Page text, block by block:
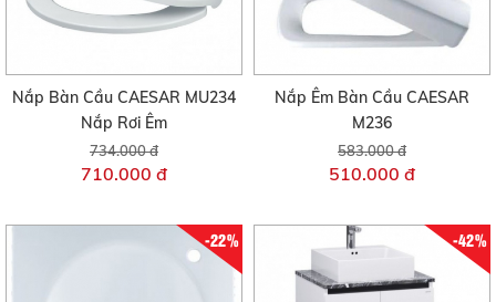
Nắp Bàn Cầu CAESAR MU234
Nắp Rơi Êm
734.000 đ
710.000 đ
Nắp Êm Bàn Cầu CAESAR
M236
583.000 đ
510.000 đ
-22% -42%